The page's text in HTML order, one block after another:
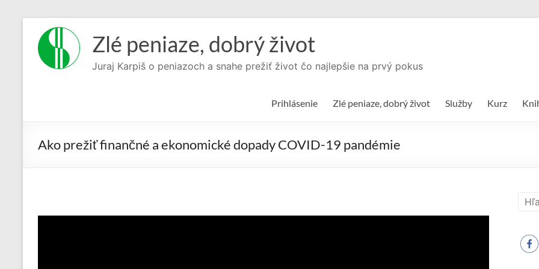
obsah
Zlé peniaze, dobrý život
Juraj Karpiš o peniazoch a snahe prežiť život čo najlepšie na prvý pokus
Prihlásenie Zlé peniaze, dobrý život Služby Kurz
Ako prežiť finančné a ekonomické dopady COVID-19 pandémie